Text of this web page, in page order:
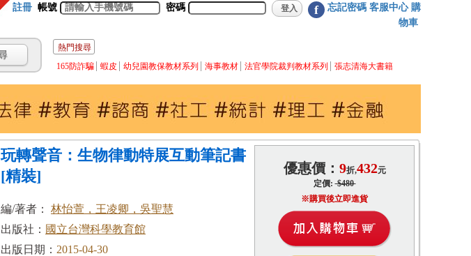
註冊 帳號 密碼 f 忘記密碼 客服中心 購
物車
熱門搜尋
165防詐騙
蝦皮 幼兒園教保教材系列 海事教材 法官學院裁判教材系列 張志清海大書籍
玩轉聲音：生物律動特展互動筆記書
[精裝]
編/著者： 林怡萱，王凌卿，吳聖慧
出版社： 國立台灣科學教育館
出版日期： 2015-04-30
優惠價： 9折,432元
定價:$480
※購買後立即進貨